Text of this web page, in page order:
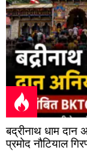
बद्रीनाथ धाम दान
प्रमोद नौटियाल